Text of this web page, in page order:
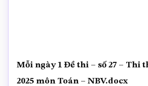
Mỗi ngày 1 Đề thi – số 27 – Thi
2025 môn Toán – NBV.docx